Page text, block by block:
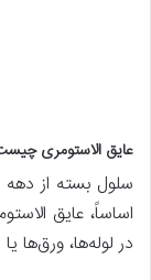
عایق الاستومری
اساساً، عایق
در لوله‌ها، ورق‌ها